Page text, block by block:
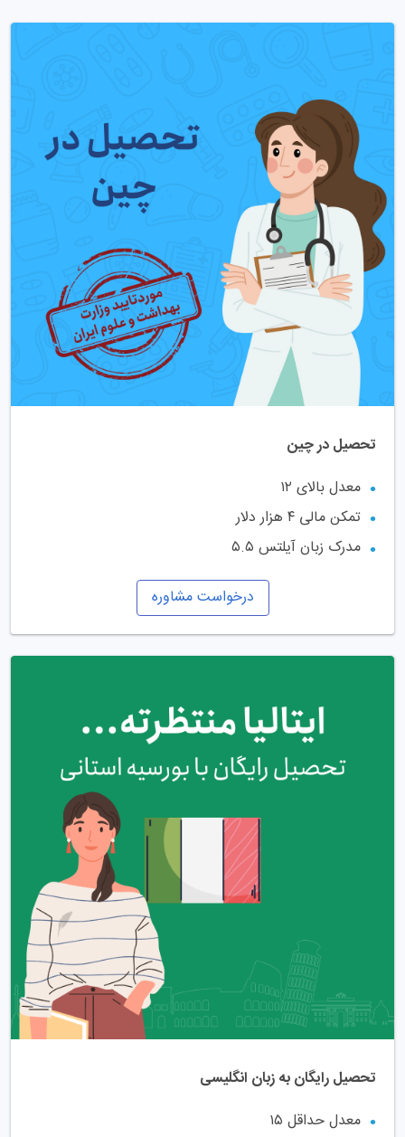
تحصیل در چین
معدل بالای ۱۲
تمکن مالی ۴ هزار دلار
مدرک زبان آیلتس ۵.۵
درخواست مشاوره
تحصیل رایگان به زبان انگلیسی
معدل حداقل ۱۵